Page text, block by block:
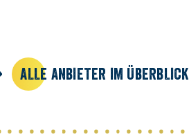
ALLE ANBIETER IM ÜBERBLICK